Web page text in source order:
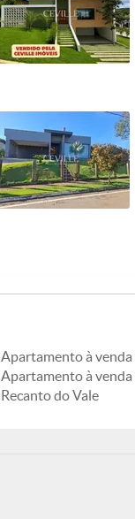
Apartamento à
Apartamento à
Recanto do Vale